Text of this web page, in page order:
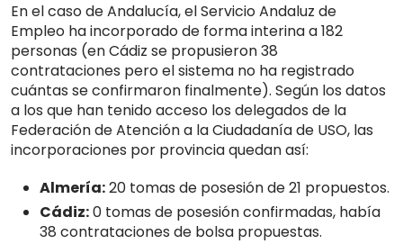
En el caso de Andalucía, el Servicio Andaluz de
Empleo ha incorporado de forma interina a 182
personas (en Cádiz se propusieron 38
contrataciones pero el sistema no ha registrado
cuántas se confirmaron finalmente). Según los datos
a los que han tenido acceso los delegados de la
Federación de Atención a la Ciudadanía de USO, las
incorporaciones por provincia quedan así:
Almería:20 tomas de posesión de 21 propuestos.
Cádiz:0 tomas de posesión confirmadas, había
38 contrataciones de bolsa propuestas.